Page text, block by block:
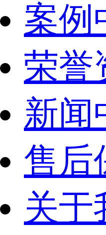
案例
荣誉
新闻
售后
关于